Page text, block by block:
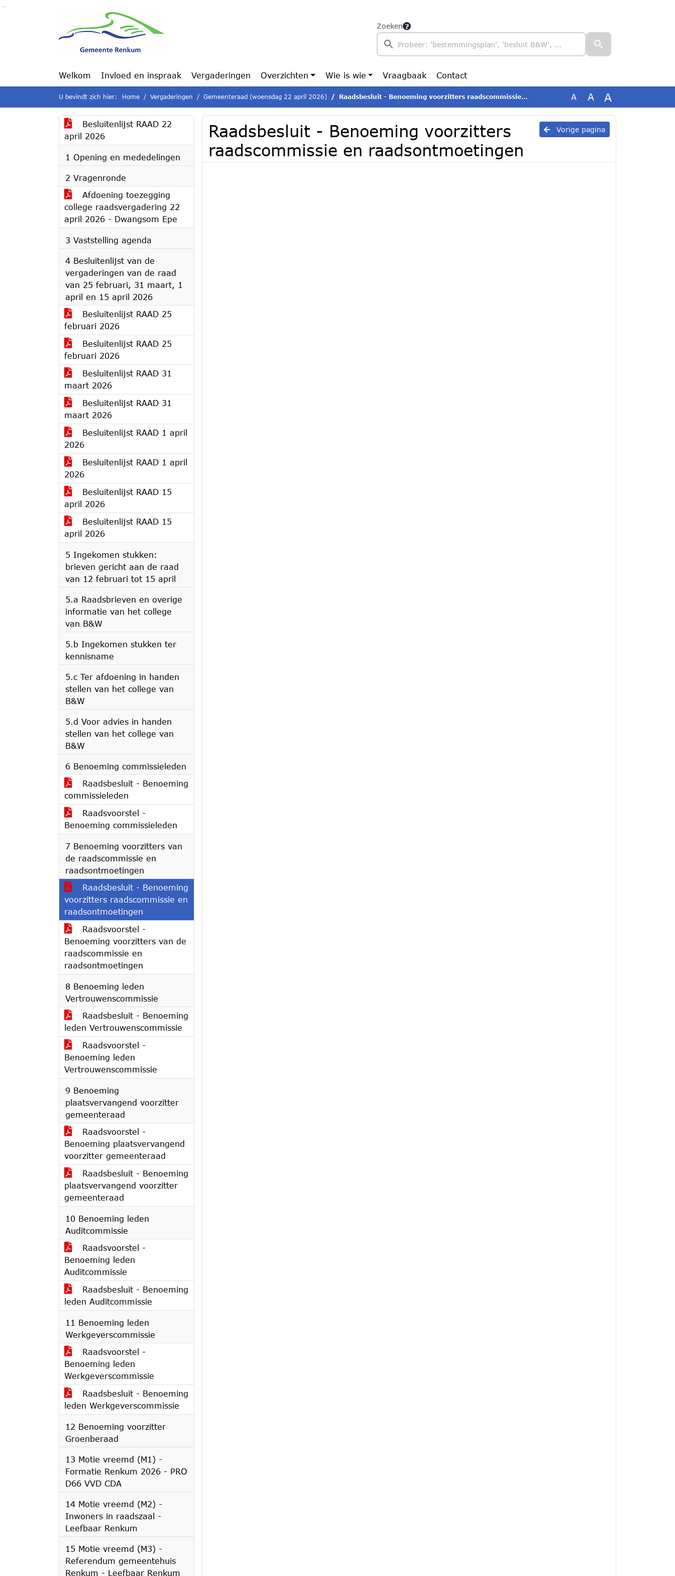
Ga naar de inhoud van deze pagina
Zoeken
Welkom Invloed en inspraak Vergaderingen Overzichten Wie is wie Vraagbaak Contact
U bevindt zich hier: Home Vergaderingen Gemeenteraad (woensdag 22 april 2026) Raadsbesluit - Benoeming voorzitters raadscommissie en raadsontmoetingen A A A
Besluitenlijst RAAD 22
april 2026
1 Opening en mededelingen
2 Vragenronde
Afdoening toezegging
college raadsvergadering 22
april 2026 - Dwangsom Epe
3 Vaststelling agenda
4 Besluitenlijst van de
vergaderingen van de raad
van 25 februari, 31 maart, 1
april en 15 april 2026
Besluitenlijst RAAD 25
februari 2026
Besluitenlijst RAAD 25
februari 2026
Besluitenlijst RAAD 31
maart 2026
Besluitenlijst RAAD 31
maart 2026
Besluitenlijst RAAD 1 april
2026
Besluitenlijst RAAD 1 april
2026
Besluitenlijst RAAD 15
april 2026
Besluitenlijst RAAD 15
april 2026
5 Ingekomen stukken:
brieven gericht aan de raad
van 12 februari tot 15 april
5.a Raadsbrieven en overige
informatie van het college
van B&W
5.b Ingekomen stukken ter
kennisname
5.c Ter afdoening in handen
stellen van het college van
B&W
5.d Voor advies in handen
stellen van het college van
B&W
6 Benoeming commissieleden
Raadsbesluit - Benoeming
commissieleden
Raadsvoorstel -
Benoeming commissieleden
7 Benoeming voorzitters van
de raadscommissie en
raadsontmoetingen
Raadsbesluit - Benoeming
voorzitters raadscommissie en
raadsontmoetingen
Raadsvoorstel -
Benoeming voorzitters van de
raadscommissie en
raadsontmoetingen
8 Benoeming leden
Vertrouwenscommissie
Raadsbesluit - Benoeming
leden Vertrouwenscommissie
Raadsvoorstel -
Benoeming leden
Vertrouwenscommissie
9 Benoeming
plaatsvervangend voorzitter
gemeenteraad
Raadsvoorstel -
Benoeming plaatsvervangend
voorzitter gemeenteraad
Raadsbesluit - Benoeming
plaatsvervangend voorzitter
gemeenteraad
10 Benoeming leden
Auditcommissie
Raadsvoorstel -
Benoeming leden
Auditcommissie
Raadsbesluit - Benoeming
leden Auditcommissie
11 Benoeming leden
Werkgeverscommissie
Raadsvoorstel -
Benoeming leden
Werkgeverscommissie
Raadsbesluit - Benoeming
leden Werkgeverscommissie
12 Benoeming voorzitter
Groenberaad
13 Motie vreemd (M1) -
Formatie Renkum 2026 - PRO
D66 VVD CDA
14 Motie vreemd (M2) -
Inwoners in raadszaal -
Leefbaar Renkum
15 Motie vreemd (M3) -
Referendum gemeentehuis
Renkum - Leefbaar Renkum
Vorige pagina
Raadsbesluit - Benoeming voorzitters
raadscommissie en raadsontmoetingen